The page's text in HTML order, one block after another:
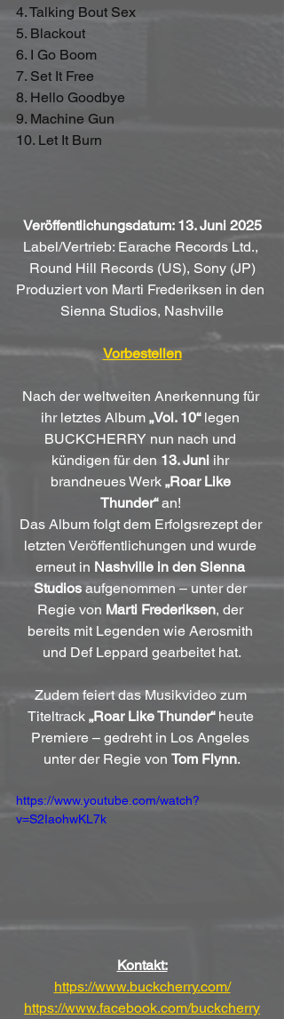
4. Talking Bout Sex
5. Blackout
6. I Go Boom
7. Set It Free
8. Hello Goodbye
9. Machine Gun
10. Let It Burn
Veröffentlichungsdatum: 13. Juni 2025
Label/Vertrieb: Earache Records Ltd.,
Round Hill Records (US), Sony (JP)
Produziert von Marti Frederiksen in den
Sienna Studios, Nashville
Vorbestellen
Nach der weltweiten Anerkennung für
ihr letztes Album „Vol. 10“ legen
BUCKCHERRY nun nach und
kündigen für den 13. Juni ihr
brandneues Werk „Roar Like
Thunder“ an!
Das Album folgt dem Erfolgsrezept der
letzten Veröffentlichungen und wurde
erneut in Nashville in den Sienna
Studios aufgenommen – unter der
Regie von Marti Frederiksen, der
bereits mit Legenden wie Aerosmith
und Def Leppard gearbeitet hat.
Zudem feiert das Musikvideo zum
Titeltrack „Roar Like Thunder“ heute
Premiere – gedreht in Los Angeles
unter der Regie von Tom Flynn.
https://www.youtube.com/watch?
v=S2IaohwKL7k
Kontakt:
https://www.buckcherry.com/
https://www.facebook.com/buckcherry